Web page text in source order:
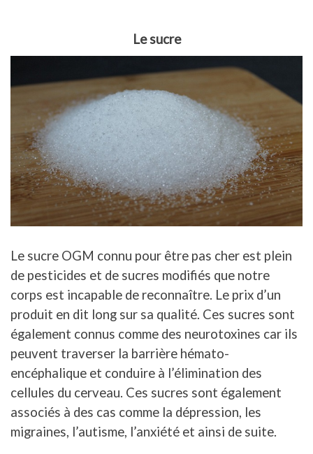
Le sucre
Le sucre OGM connu pour être pas cher est plein
de pesticides et de sucres modifiés que notre
corps est incapable de reconnaître. Le prix d’un
produit en dit long sur sa qualité. Ces sucres sont
également connus comme des neurotoxines car ils
peuvent traverser la barrière hémato-
encéphalique et conduire à l’élimination des
cellules du cerveau. Ces sucres sont également
associés à des cas comme la dépression, les
migraines, l’autisme, l’anxiété et ainsi de suite.